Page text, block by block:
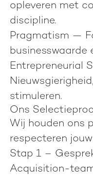
opleveren met
discipline.
Pragmatism —
businesswaarde
Entrepreneurial
stimuleren.
Ons
Wij houden ons
respecteren
Stap 1 –
Acquisition-